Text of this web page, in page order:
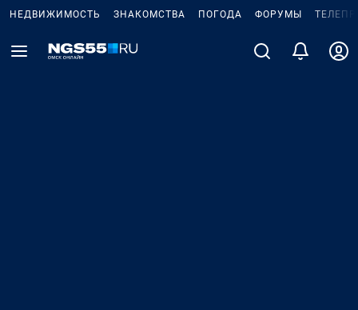
НЕДВИЖИМОСТЬ ЗНАКОМСТВА ПОГОДА ФОРУМЫ